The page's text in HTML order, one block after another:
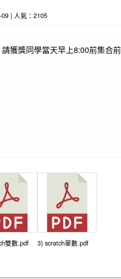
09 | 人氣：2105
請獲獎同學當天早上8:00前集合
雙數.pdf 3) scratch單數.pdf